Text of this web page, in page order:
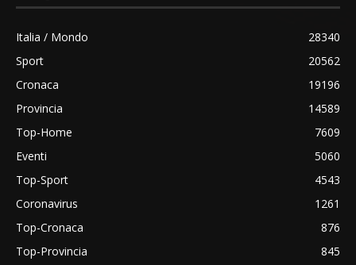
Italia / Mondo
28340
Sport
20562
Cronaca
19196
Provincia
14589
Top-Home
7609
Eventi
5060
Top-Sport
4543
Coronavirus
1261
Top-Cronaca
876
Top-Provincia
845